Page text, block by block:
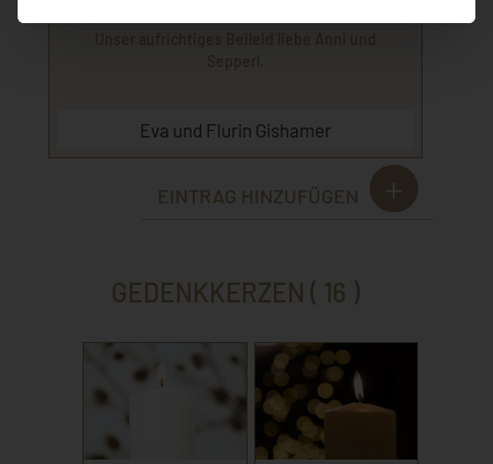
Sepperl.
Eva und Flurin Gishamer
EINTRAG HINZUFÜGEN
GEDENKKERZEN ( 16 )